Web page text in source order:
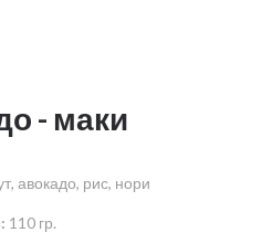
- маки
авокадо, рис, нори
110 гр.